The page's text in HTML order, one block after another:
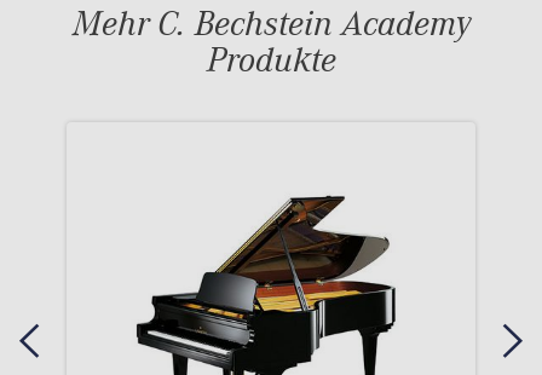
Mehr C. Bechstein Academy
Produkte